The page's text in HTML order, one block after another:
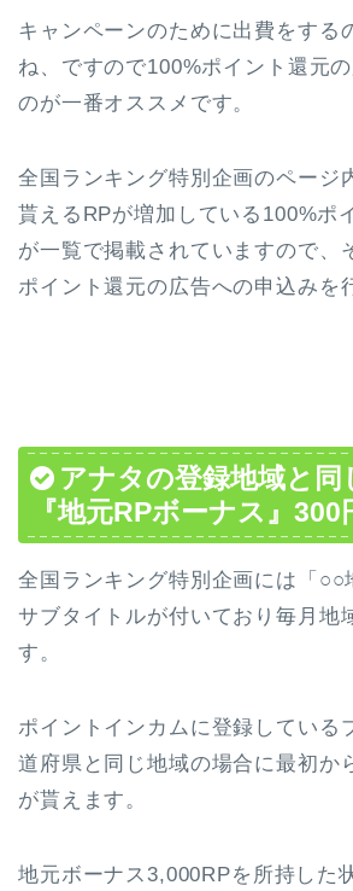
キャンペーンのために出費をする
ね、ですので100%ポイント還元
のが一番オススメです。
全国ランキング特別企画のページ
貰えるRPが増加している100%ポ
が一覧で掲載されていますので、
ポイント還元の広告への申込みを
アナタの登録地域と同
『地元RPボーナス』300
全国ランキング特別企画には「○○
サブタイトルが付いており毎月地
す。
ポイントインカムに登録している
道府県と同じ地域の場合に最初か
が貰えます。
地元ボーナス3,000RPを所持した